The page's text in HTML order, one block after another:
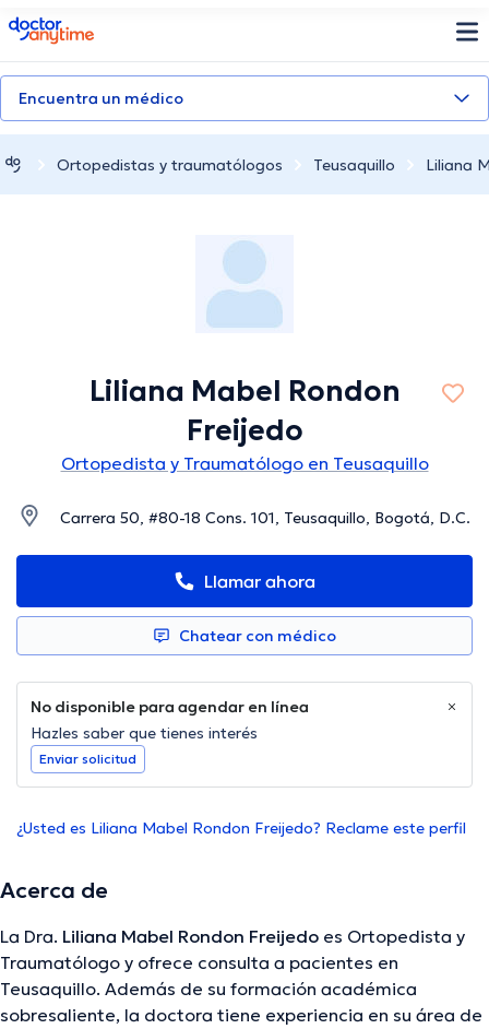
doctoranytime
Encuentra un médico
Ortopedistas y traumatólogos Teusaquillo Liliana
Liliana Mabel Rondon
Freijedo
Ortopedista y Traumatólogo en Teusaquillo
Carrera 50, #80-18 Cons. 101, Teusaquillo, Bogotá, D.C.
Llamar ahora
Chatear con médico
No disponible para agendar en línea
Hazles saber que tienes interés
Enviar solicitud
¿Usted es Liliana Mabel Rondon Freijedo? Reclame este perfil
Acerca de
La Dra. Liliana Mabel Rondon Freijedo es Ortopedista y
Traumatólogo y ofrece consulta a pacientes en
Teusaquillo. Además de su formación académica
sobresaliente, la doctora tiene experiencia en su área de